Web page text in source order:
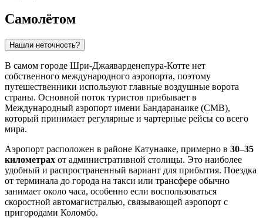
Самолётом
Нашли неточность?
В самом городе Шри-Джаяварденепура-Котте нет
собственного международного аэропорта, поэтому
путешественники используют главные воздушные ворота
страны. Основной поток туристов прибывает в
Международный аэропорт имени Бандаранаике (CMB),
который принимает регулярные и чартерные рейсы со всего
мира.
Аэропорт расположен в районе Катунаяке, примерно в 30–35
километрах от административной столицы. Это наиболее
удобный и распространенный вариант для прибытия. Поездка
от терминала до города на такси или трансфере обычно
занимает около часа, особенно если воспользоваться
скоростной автомагистралью, связывающей аэропорт с
пригородами Коломбо.